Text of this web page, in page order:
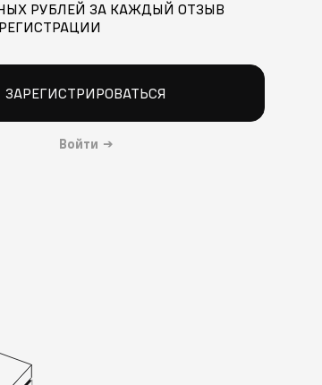
РУБЛЕЙ ЗА КАЖДЫЙ ОТЗЫВ
ЗАРЕГИСТРИРОВАТЬСЯ
Войти →